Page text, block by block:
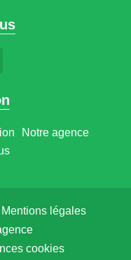
Notre agence
Mentions légales
cookies